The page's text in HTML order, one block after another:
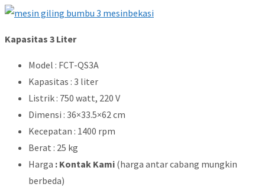
Kapasitas 3 Liter
Model : FCT-QS3A
Kapasitas : 3 liter
Listrik : 750 watt, 220 V
Dimensi : 36×33.5×62 cm
Kecepatan : 1400 rpm
Berat : 25 kg
Harga : Kontak Kami (harga antar cabang mungkin
berbeda)